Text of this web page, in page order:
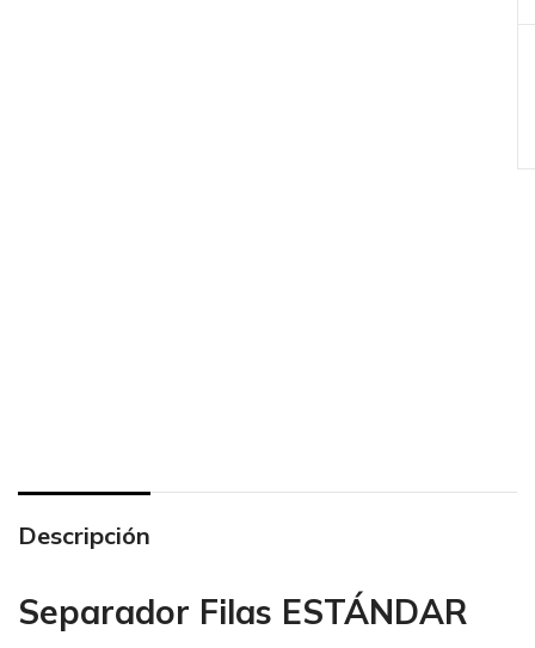
Descripción
Separador Filas ESTÁNDAR